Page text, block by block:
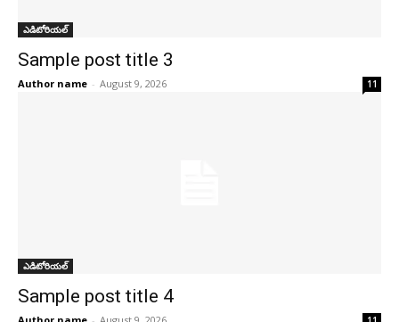
ఎడిటోరియల్
Sample post title 3
Author name - August 9, 2026 11
ఎడిటోరియల్
Sample post title 4